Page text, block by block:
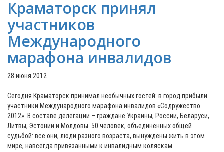
Краматорск принял
участников
Международного
марафона инвалидов
28 июня 2012
Сегодня Краматорск принимал необычных гостей: в город прибыли
участники Международного марафона инвалидов «Содружество
2012». В составе делегации – граждане Украины, России, Беларуси,
Литвы, Эстонии и Молдовы. 50 человек, объединенных общей
судьбой: все они, люди разного возраста, вынуждены жить в этом
мире, навсегда привязанными к инвалидным коляскам.